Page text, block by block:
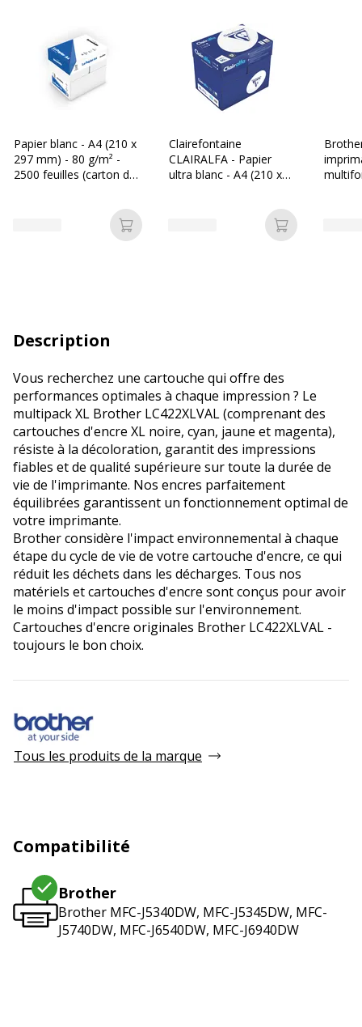
Papier blanc - A4 (210 x
297 mm) - 80 g/m² -
2500 feuilles (carton de
Ajouter au panier
Clairefontaine
CLAIRALFA - Papier
ultra blanc - A4 (210 x
Ajouter au
Description
Vous recherchez une cartouche qui offre des
performances optimales à chaque impression ? Le
multipack XL Brother LC422XLVAL (comprenant des
cartouches d'encre XL noire, cyan, jaune et magenta),
résiste à la décoloration, garantit des impressions
fiables et de qualité supérieure sur toute la durée de
vie de l'imprimante. Nos encres parfaitement
équilibrées garantissent un fonctionnement optimal de
votre imprimante.
Brother considère l'impact environnemental à chaque
étape du cycle de vie de votre cartouche d'encre, ce qui
réduit les déchets dans les décharges. Tous nos
matériels et cartouches d'encre sont conçus pour avoir
le moins d'impact possible sur l'environnement.
Cartouches d'encre originales Brother LC422XLVAL -
toujours le bon choix.
Tous les produits de la marque
Compatibilité
Brother
Brother MFC-J5340DW, MFC-J5345DW, MFC-
J5740DW, MFC-J6540DW, MFC-J6940DW